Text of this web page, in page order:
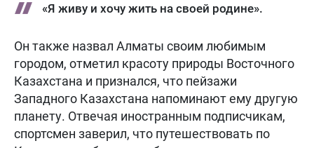
«Я живу и хочу жить на своей родине».
Он также назвал Алматы своим любимым
городом, отметил красоту природы Восточного
Казахстана и признался, что пейзажи
Западного Казахстана напоминают ему другую
планету. Отвечая иностранным подписчикам,
спортсмен заверил, что путешествовать по